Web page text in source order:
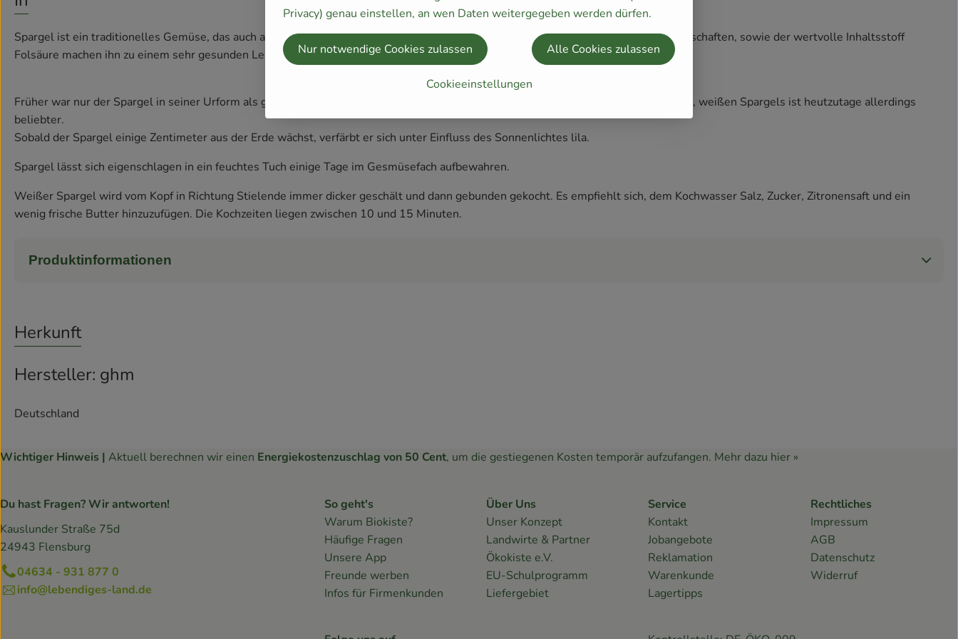
Spargel ist ein traditionelles Gemüse, das auch als Naturheilmittel geschätzt wird. Seine blutreinigenden und entwässernden Eigenschaften, sowie der wertvolle Inhaltsstoff
Folsäure machen ihn zu einem sehr gesunden Lebensmittel.
Früher war nur der Spargel in seiner Urform als grüner Spargel bekannt. Die Form des durch eine besondere Anbauweise erzeugten, weißen Spargels ist heutzutage allerdings
beliebter.
Sobald der Spargel einige Zentimeter aus der Erde wächst, verfärbt er sich unter Einfluss des Sonnenlichtes lila.
Spargel lässt sich eigenschlagen in ein feuchtes Tuch einige Tage im Gesmüsefach aufbewahren.
Weißer Spargel wird vom Kopf in Richtung Stielende immer dicker geschält und dann gebunden gekocht. Es empfiehlt sich, dem Kochwasser Salz, Zucker, Zitronensaft und ein
wenig frische Butter hinzuzufügen. Die Kochzeiten liegen zwischen 10 und 15 Minuten.
Produktinformationen
Herkunft
Hersteller: ghm
Deutschland
Wichtiger Hinweis | Aktuell berechnen wir einen Energiekostenzuschlag von 50 Cent, um die gestiegenen Kosten temporär aufzufangen. Mehr dazu hier »
Du hast Fragen? Wir antworten!
Kauslunder Straße 75d
24943 Flensburg
04634 - 931 877 0
info@lebendiges-land.de
So geht's
Warum Biokiste?
Häufige Fragen
Unsere App
Freunde werben
Infos für Firmenkunden
Über Uns
Unser Konzept
Landwirte & Partner
Ökokiste e.V.
EU-Schulprogramm
Liefergebiet
Service
Kontakt
Jobangebote
Reklamation
Warenkunde
Lagertipps
Rechtliches
Impressum
AGB
Datenschutz
Widerruf
Privacy) genau einstellen, an wen Daten weitergegeben werden dürfen.
Cookieeinstellungen
Nur notwendige Cookies zulassen Alle Cookies zulassen